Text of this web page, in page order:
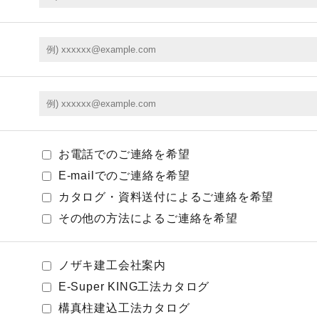
お電話でのご連絡を希望
E-mailでのご連絡を希望
カタログ・資料送付によるご連絡を希望
その他の方法によるご連絡を希望
ノザキ建工会社案内
E-Super KING工法カタログ
構真柱建込工法カタログ